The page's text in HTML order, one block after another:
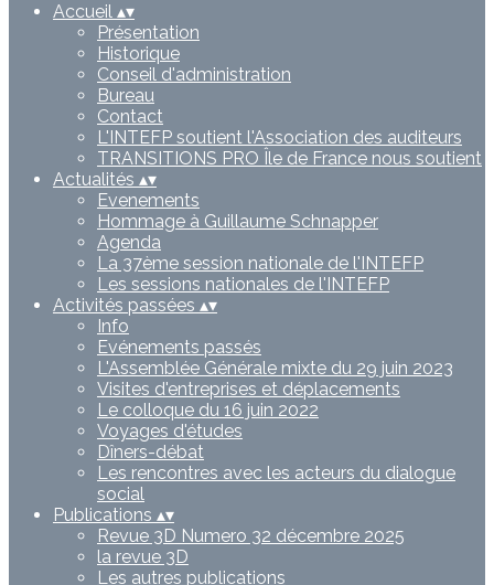
Accueil ▴▾
Présentation
Historique
Conseil d'administration
Bureau
Contact
L'INTEFP soutient l'Association des auditeurs
TRANSITIONS PRO Île de France nous soutient
Actualités ▴▾
Evenements
Hommage à Guillaume Schnapper
Agenda
La 37ème session nationale de l'INTEFP
Les sessions nationales de l'INTEFP
Activités passées ▴▾
Info
Evénements passés
L'Assemblée Générale mixte du 29 juin 2023
Visites d'entreprises et déplacements
Le colloque du 16 juin 2022
Voyages d'études
Dîners-débat
Les rencontres avec les acteurs du dialogue
social
Publications ▴▾
Revue 3D Numero 32 décembre 2025
la revue 3D
Les autres publications